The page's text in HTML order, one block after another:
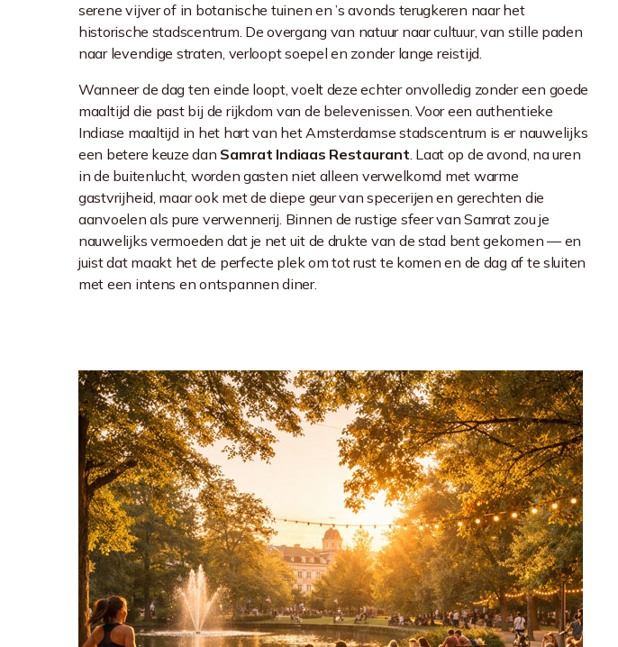
serene vijver of in botanische tuinen en ’s avonds terugkeren naar het
historische stadscentrum. De overgang van natuur naar cultuur, van stille paden
naar levendige straten, verloopt soepel en zonder lange reistijd.
Wanneer de dag ten einde loopt, voelt deze echter onvolledig zonder een goede
maaltijd die past bij de rijkdom van de belevenissen. Voor een authentieke
Indiase maaltijd in het hart van het Amsterdamse stadscentrum is er nauwelijks
een betere keuze dan Samrat Indiaas Restaurant. Laat op de avond, na uren
in de buitenlucht, worden gasten niet alleen verwelkomd met warme
gastvrijheid, maar ook met de diepe geur van specerijen en gerechten die
aanvoelen als pure verwennerij. Binnen de rustige sfeer van Samrat zou je
nauwelijks vermoeden dat je net uit de drukte van de stad bent gekomen — en
juist dat maakt het de perfecte plek om tot rust te komen en de dag af te sluiten
met een intens en ontspannen diner.